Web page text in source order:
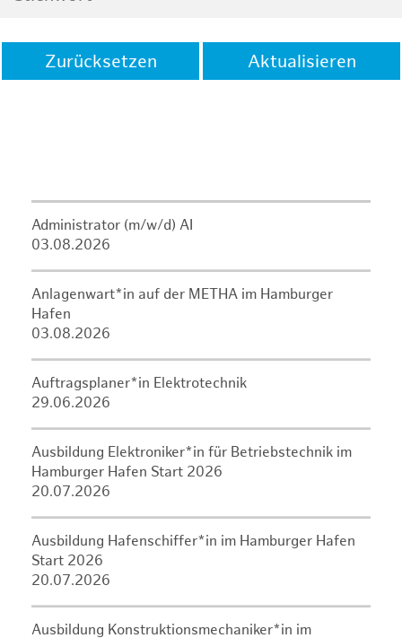
Zurücksetzen Aktualisieren
Administrator (m/w/d) AI
03.08.2026
Anlagenwart*in auf der METHA im Hamburger
Hafen
03.08.2026
Auftragsplaner*in Elektrotechnik
29.06.2026
Ausbildung Elektroniker*in für Betriebstechnik im
Hamburger Hafen Start 2026
20.07.2026
Ausbildung Hafenschiffer*in im Hamburger Hafen
Start 2026
20.07.2026
Ausbildung Konstruktionsmechaniker*in im